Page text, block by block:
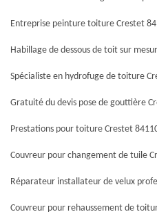
Entreprise peinture toiture Crestet
Habillage de dessous de toit sur
Spécialiste en hydrofuge de toiture
Gratuité du devis pose de gouttière
Prestations pour toiture Crestet
Couvreur pour changement de tuile
Réparateur installateur de velux
Couvreur pour rehaussement de